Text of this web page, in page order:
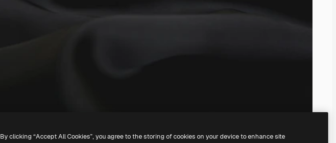
By clicking “Accept All Cookies”, you agree to the storing of cookies on your device to enhance site